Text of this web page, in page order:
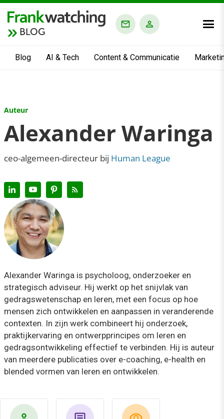
BLOG
Blog AI & Tech Content & Communicatie
Auteur
Alexander Waringa
ceo-algemeen-directeur bij Human League
Alexander Waringa is psycholoog, onderzoeker en
strategisch adviseur. Hij werkt op het snijvlak van
gedragswetenschap en leren, met een focus op hoe
mensen zich ontwikkelen en aanpassen in veranderende
contexten. In zijn werk combineert hij onderzoek,
praktijkervaring en ontwerpprincipes om leren en
gedragsontwikkeling effectief te verbinden. Hij is auteur
van meerdere publicaties over e-coaching, e-health en
blended vormen van leren en ontwikkelen.